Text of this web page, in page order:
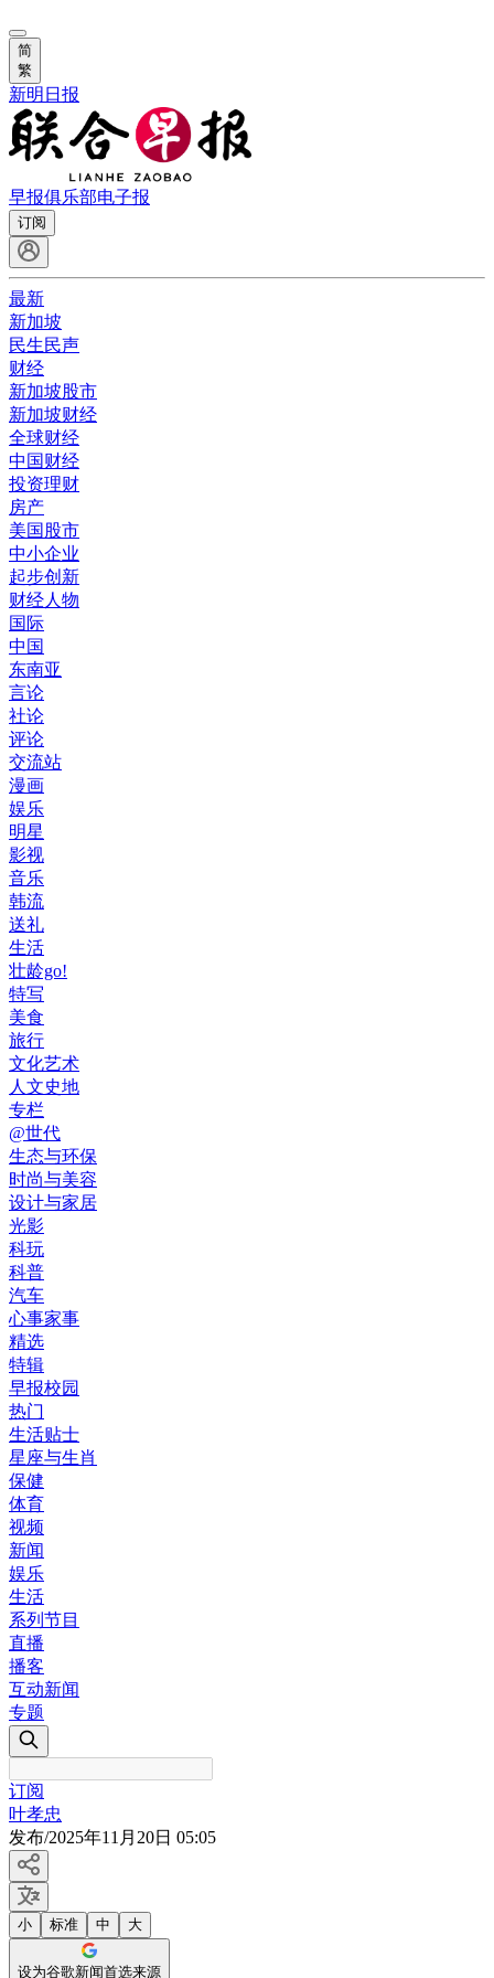
简
繁
新明日报
早报俱乐部电子报
订阅
最新
新加坡
民生民声
财经
新加坡股市
新加坡财经
全球财经
中国财经
投资理财
房产
美国股市
中小企业
起步创新
财经人物
国际
中国
东南亚
言论
社论
评论
交流站
漫画
娱乐
明星
影视
音乐
韩流
送礼
生活
壮龄go!
特写
美食
旅行
文化艺术
人文史地
专栏
@世代
生态与环保
时尚与美容
设计与家居
光影
科玩
科普
汽车
心事家事
精选
特辑
早报校园
热门
生活贴士
星座与生肖
保健
体育
视频
新闻
娱乐
生活
系列节目
直播
播客
互动新闻
专题
订阅
叶孝忠
发布/2025年11月20日 05:05
小 标准 中 大
设为谷歌新闻首选来源